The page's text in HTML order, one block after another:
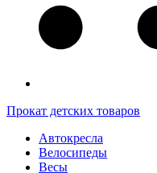
Прокат детских товаров
Автокресла
Велосипеды
Весы